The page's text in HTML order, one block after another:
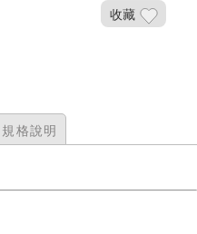
收藏
規格說明